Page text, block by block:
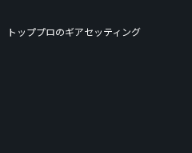
トッププロのギアセッティング